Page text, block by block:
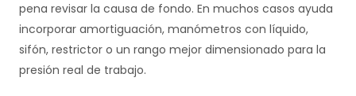
pena revisar la causa de fondo. En muchos casos ayuda
incorporar amortiguación, manómetros con líquido,
sifón, restrictor o un rango mejor dimensionado para la
presión real de trabajo.